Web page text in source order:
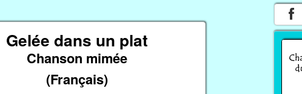
Gelée dans un plat
Chanson mimée
(Français)